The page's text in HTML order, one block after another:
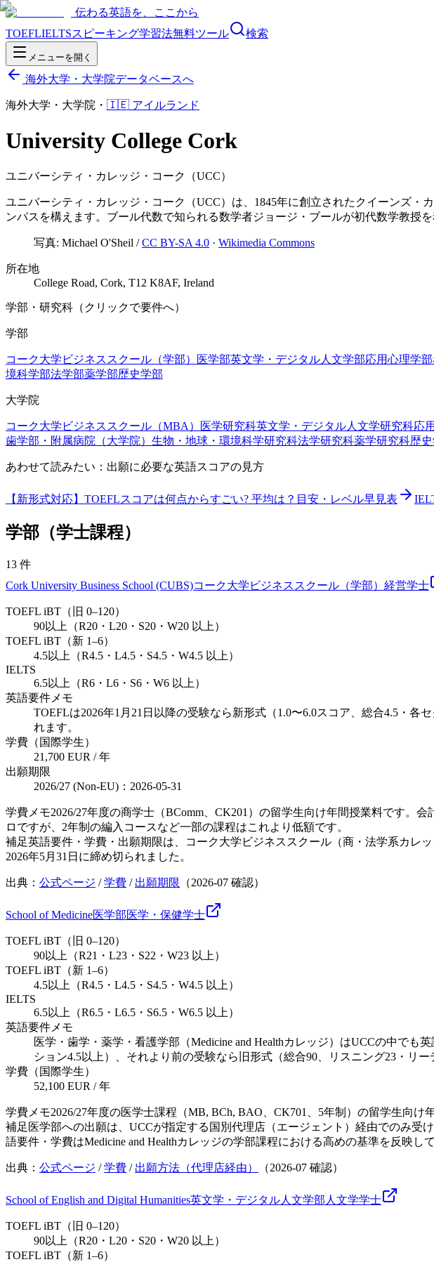
伝わる英語を、ここから
TOEFLIELTSスピーキング学習法無料ツール 検索
メニューを開く
海外大学・大学院データベースへ
海外大学・大学院 ・ 🇮🇪 アイルランド
University College Cork
ユニバーシティ・カレッジ・コーク（UCC）
ユニバーシティ・カレッジ・コーク（UCC）は、1845年に創立されたクイーンズ
ンパスを構えます。ブール代数で知られる数学者ジョージ・ブールが初代数学教授
写真: Michael O'Sheil /CC BY-SA 4.0 · Wikimedia Commons
所在地
College Road, Cork, T12 K8AF, Ireland
学部・研究科（クリックで要件へ）
学部
コーク大学ビジネススクール（学部） 医学部英文学・デジタル人文学部応用心理学部
境科学部法学部薬学部歴史学部
大学院
コーク大学ビジネススクール（MBA） 医学研究科英文学・デジタル人文学研究科応
歯学部・附属病院（大学院） 生物・地球・環境科学研究科法学研究科薬学研究科歴
あわせて読みたい：出願に必要な英語スコアの見方
【新形式対応】TOEFLスコアは何点からすごい? 平均は？目安・レベル早見表
学部（学士課程）
13 件
Cork University Business School (CUBS)コーク大学ビジネススクール（学部） 経営学士
TOEFL iBT（旧 0–120）
90以上（R20・L20・S20・W20 以上）
TOEFL iBT（新 1–6）
4.5以上（R4.5・L4.5・S4.5・W4.5 以上）
IELTS
6.5以上（R6・L6・S6・W6 以上）
英語要件メモ
TOEFLは2026年1月21日以降の受験なら新形式（1.0〜6.0スコア、総合4.5・
れます。
学費（国際学生）
21,700 EUR / 年
出願期限
2026/27 (Non-EU)：2026-05-31
学費メモ2026/27年度の商学士（BComm、CK201）の留学生向け年間授業料です。
ロですが、2年制の編入コースなど一部の課程はこれより低額です。
補足英語要件・学費・出願期限は、コーク大学ビジネススクール（商・法学系カレ
2026年5月31日に締め切られました。
出典： 公式ページ /学費 / 出願期限 （2026-07 確認）
School of Medicine医学部医学・保健学士
TOEFL iBT（旧 0–120）
90以上（R21・L23・S22・W23 以上）
TOEFL iBT（新 1–6）
4.5以上（R4.5・L4.5・S4.5・W4.5 以上）
IELTS
6.5以上（R6.5・L6.5・S6.5・W6.5 以上）
英語要件メモ
医学・歯学・薬学・看護学部（Medicine and Healthカレッジ）はUCCの中で
ション4.5以上）、それより前の受験なら旧形式（総合90、リスニング23・リ
学費（国際学生）
52,100 EUR / 年
学費メモ2026/27年度の医学士課程（MB, BCh, BAO、CK701、5年制）の留学生向け
補足 医学部への出願は、UCCが指定する国別代理店（エージェント）経由でのみ
語要件・学費はMedicine and Healthカレッジの学部課程における高めの基準を反映して
出典： 公式ページ /学費 / 出願方法（代理店経由） （2026-07 確認）
School of English and Digital Humanities英文学・デジタル人文学部 人文学学士
TOEFL iBT（旧 0–120）
90以上（R20・L20・S20・W20 以上）
TOEFL iBT（新 1–6）